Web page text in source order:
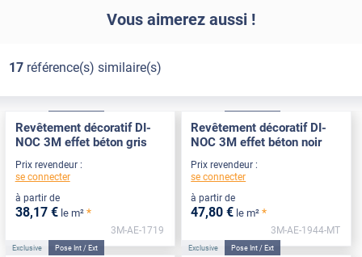
Vous aimerez aussi !
17référence(s) similaire(s)
Revêtement décoratif DI-
NOC 3M effet béton gris
Prix revendeur :
se connecter
à partir de
38,17 € le m² *
3M-AE-1719
Revêtement décoratif DI-
NOC 3M effet béton noir
Prix revendeur :
se connecter
à partir de
47,80 € le m² *
3M-AE-1944-MT
Exclusive Pose Int / Ext Exclusive Pose Int / Ext